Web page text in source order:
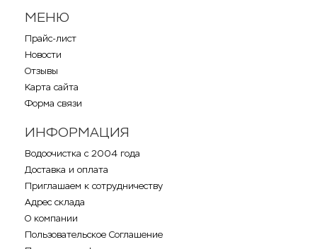
МЕНЮ
Прайс-лист
Новости
Отзывы
Карта сайта
Форма связи
ИНФОРМАЦИЯ
Водоочистка с 2004 года
Доставка и оплата
Приглашаем к сотрудничеству
Адрес склада
О компании
Пользовательское Соглашение